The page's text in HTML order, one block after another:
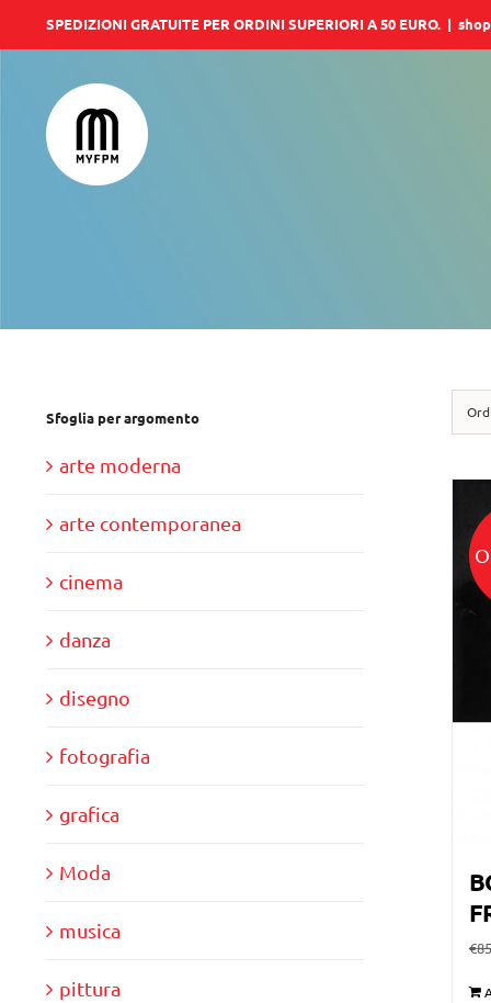
al
contenuto
SPEDIZIONI GRATUITE PER ORDINI SUPERIORI A 50 EURO. |
€
Sfoglia per argomento
arte moderna
arte contemporanea
cinema
danza
disegno
fotografia
grafica
Moda
musica
pittura